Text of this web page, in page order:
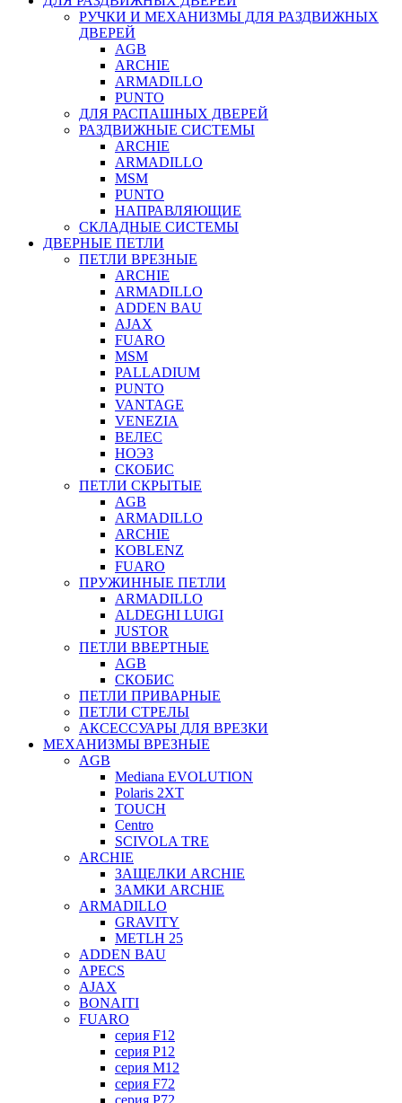
РУЧКИ И МЕХАНИЗМЫ ДЛЯ РАЗДВИЖНЫХ
ДВЕРЕЙ
AGB
ARCHIE
ARMADILLO
PUNTO
ДЛЯ РАСПАШНЫХ ДВЕРЕЙ
РАЗДВИЖНЫЕ СИСТЕМЫ
ARCHIE
ARMADILLO
MSM
PUNTO
НАПРАВЛЯЮЩИЕ
СКЛАДНЫЕ СИСТЕМЫ
ДВЕРНЫЕ ПЕТЛИ
ПЕТЛИ ВРЕЗНЫЕ
ARCHIE
ARMADILLO
ADDEN BAU
AJAX
FUARO
MSM
PALLADIUM
PUNTO
VANTAGE
VENEZIA
ВЕЛЕС
НОЭЗ
СКОБИС
ПЕТЛИ СКРЫТЫЕ
AGB
ARMADILLO
ARCHIE
KOBLENZ
FUARO
ПРУЖИННЫЕ ПЕТЛИ
ARMADILLO
ALDEGHI LUIGI
JUSTOR
ПЕТЛИ ВВЕРТНЫЕ
AGB
СКОБИС
ПЕТЛИ ПРИВАРНЫЕ
ПЕТЛИ СТРЕЛЫ
АКСЕССУАРЫ ДЛЯ ВРЕЗКИ
МЕХАНИЗМЫ ВРЕЗНЫЕ
AGB
Mediana EVOLUTION
Polaris 2XT
TOUCH
Centro
SCIVOLA TRE
ARCHIE
ЗАЩЕЛКИ ARCHIE
ЗАМКИ ARCHIE
ARMADILLO
GRAVITY
METLH 25
ADDEN BAU
APECS
AJAX
BONAITI
FUARO
серия F12
серия P12
серия M12
серия F72
серия P72